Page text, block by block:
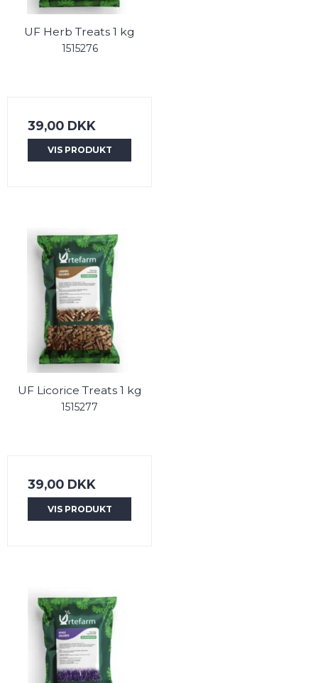
UF Herb Treats 1 kg
1515276
39,00 DKK
VIS PRODUKT
UF Licorice Treats 1 kg
1515277
39,00 DKK
VIS PRODUKT